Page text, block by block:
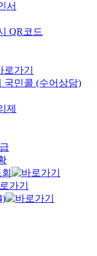
서
QR코드
국민콜 (수어상담)
제